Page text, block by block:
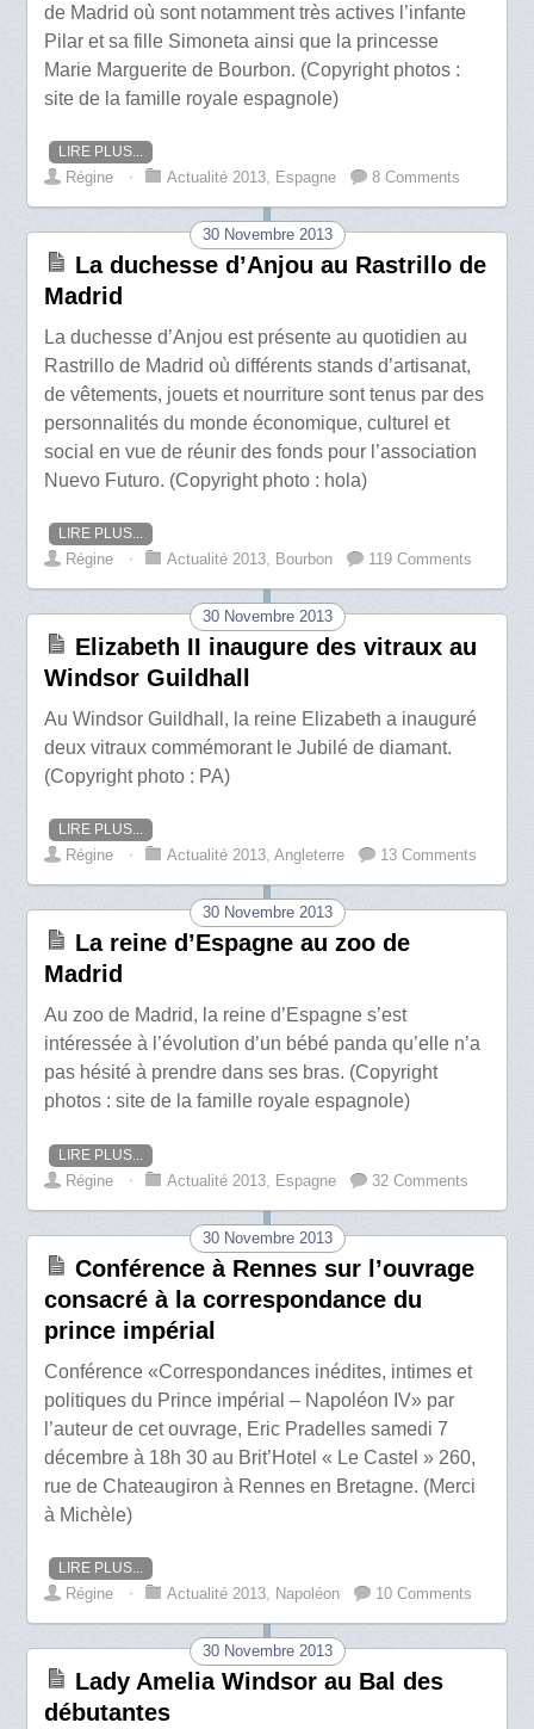
de Madrid où sont notamment très actives l’infante
Pilar et sa fille Simoneta ainsi que la princesse
Marie Marguerite de Bourbon. (Copyright photos :
site de la famille royale espagnole)
LIRE PLUS...
Régine ⋅ Actualité 2013 Espagne 8 Comments
30 Novembre 2013
La duchesse d’Anjou au Rastrillo de
Madrid
La duchesse d’Anjou est présente au quotidien au
Rastrillo de Madrid où différents stands d’artisanat,
de vêtements, jouets et nourriture sont tenus par des
personnalités du monde économique, culturel et
social en vue de réunir des fonds pour l’association
Nuevo Futuro. (Copyright photo : hola)
LIRE PLUS...
Régine ⋅ Actualité 2013, Bourbon 119 Comments
30 Novembre 2013
Elizabeth II inaugure des vitraux au
Windsor Guildhall
Au Windsor Guildhall, la reine Elizabeth a inauguré
deux vitraux commémorant le Jubilé de diamant.
(Copyright photo : PA)
LIRE PLUS...
Régine ⋅ Actualité 2013,Angleterre 13 Comments
30 Novembre 2013
La reine d’Espagne au zoo de
Madrid
Au zoo de Madrid, la reine d’Espagne s’est
intéressée à l’évolution d’un bébé panda qu’elle n’a
pas hésité à prendre dans ses bras. (Copyright
photos : site de la famille royale espagnole)
LIRE PLUS...
Régine ⋅ Actualité 2013 Espagne 32 Comments
30 Novembre 2013
Conférence à Rennes sur l’ouvrage
consacré à la correspondance du
prince impérial
Conférence «Correspondances inédites, intimes et
politiques du Prince impérial – Napoléon IV» par
l’auteur de cet ouvrage, Eric Pradelles samedi 7
décembre à 18h 30 au Brit’Hotel « Le Castel » 260,
rue de Chateaugiron à Rennes en Bretagne. (Merci
à Michèle)
LIRE PLUS...
Régine ⋅ Actualité 2013 Napoléon 10 Comments
30 Novembre 2013
Lady Amelia Windsor au Bal des
débutantes